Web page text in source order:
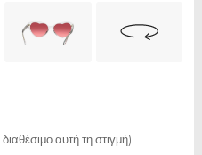
αυτή τη στιγμή)